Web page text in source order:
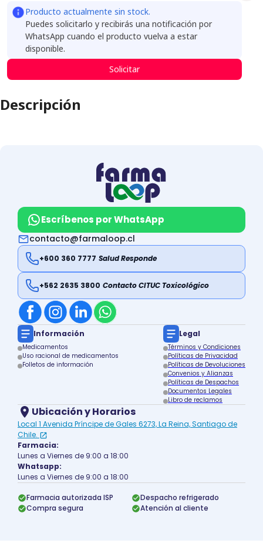
Producto actualmente sin stock.
Puedes solicitarlo y recibirás una notificación por
WhatsApp cuando el producto vuelva a estar
disponible.
Solicitar
Descripción
Escríbenos por WhatsApp
contacto@farmaloop.cl
+600 360 7777 Salud Responde
+562 2635 3800 Contacto CITUC Toxicológico
Información
Medicamentos
Uso racional de medicamentos
Folletos de información
Legal
Términos y Condiciones
Políticas de Privacidad
Políticas de Devoluciones
Convenios y Alianzas
Políticas de Despachos
Documentos Legales
Libro de reclamos
Ubicación y Horarios
Local 1 Avenida Príncipe de Gales 6273, La Reina, Santiago de
Chile.
Farmacia:
Lunes a Viernes de 9:00 a 18:00
Whatsapp:
Lunes a Viernes de 9:00 a 18:00
Farmacia autorizada ISP
Despacho refrigerado
Compra segura
Atención al cliente